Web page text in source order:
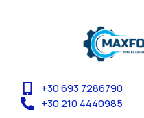
+30 693 7286790
+30 210 4440985